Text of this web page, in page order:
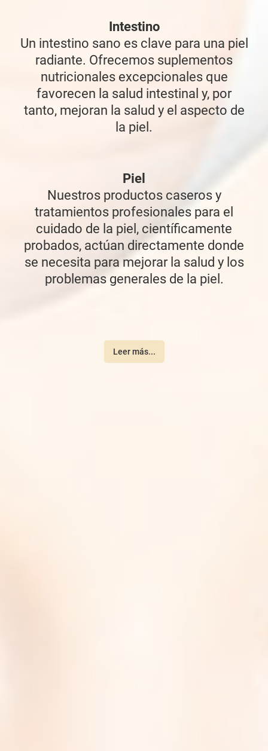
Intestino
Un intestino sano es clave para una piel
radiante. Ofrecemos suplementos
nutricionales excepcionales que
favorecen la salud intestinal y, por
tanto, mejoran la salud y el aspecto de
la piel.
Piel
Nuestros productos caseros y
tratamientos profesionales para el
cuidado de la piel, científicamente
probados, actúan directamente donde
se necesita para mejorar la salud y los
problemas generales de la piel.
Leer más...